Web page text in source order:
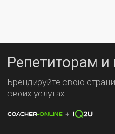
Репетиторам
Брендируйте свою
своих услугах.